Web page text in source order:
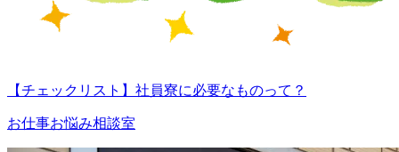
【チェックリスト】社員寮に必要なものって？
お仕事お悩み相談室